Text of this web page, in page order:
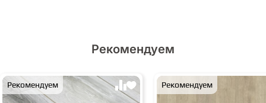
Рекомендуем
Рекомендуем Рекомендуем